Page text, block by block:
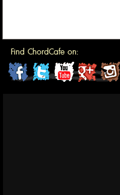
Find ChordCafe on:
ChordCafeChordCafeChordCafe